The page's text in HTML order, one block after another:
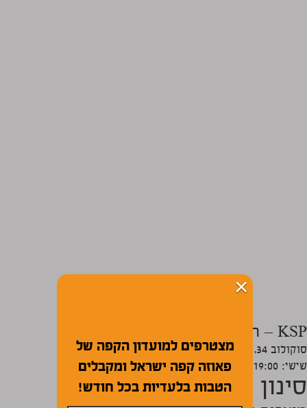
KSP – רמת השרון
סוקולוב 34, רמת השרון
שישי: 10:00-19:00
סינון חנויות לפי:
מצטרפים למועדון הקפה של
פאוזה קפה ישראל ומקבלים
הטבות בלעדיות בכל חודש!
×